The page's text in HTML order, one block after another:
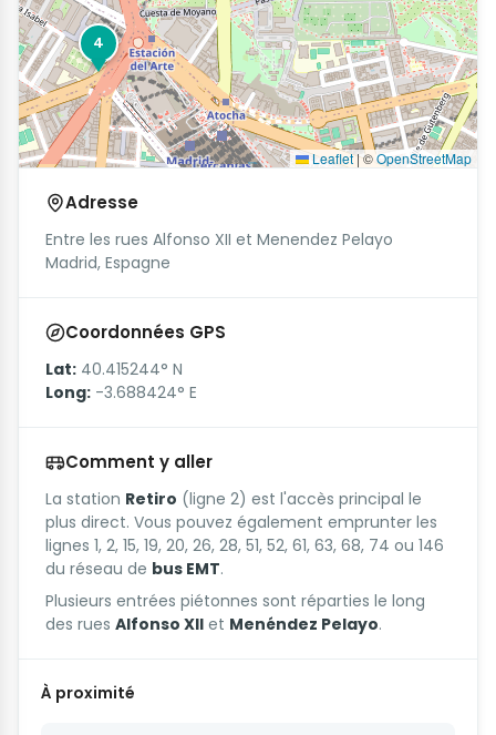
4
Leaflet|©OpenStreetMap
Adresse
Entre les rues Alfonso XII et Menendez Pelayo
Madrid, Espagne
Coordonnées GPS
Lat: 40.415244° N
Long: -3.688424° E
Comment y aller
La station Retiro (ligne 2) est l'accès principal le
plus direct. Vous pouvez également emprunter les
lignes 1, 2, 15, 19, 20, 26, 28, 51, 52, 61, 63, 68, 74 ou 146
du réseau de bus EMT.
Plusieurs entrées piétonnes sont réparties le long
des rues Alfonso XII et Menéndez Pelayo.
À proximité